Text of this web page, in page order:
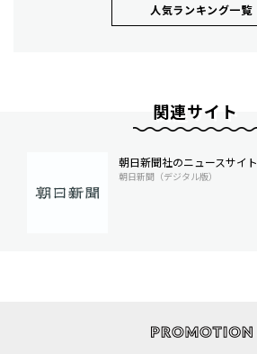
人気ランキング⼀覧
関連サイト
朝日新聞社のニュースサイト
朝日新聞（デジタル版）